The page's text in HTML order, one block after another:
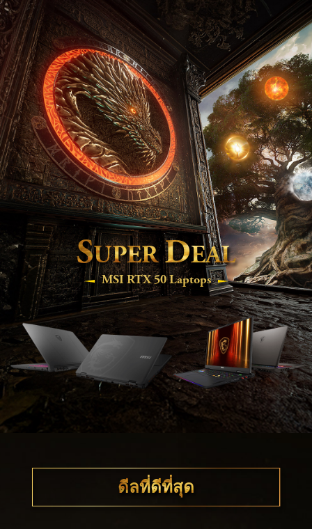
SUPERDEAL
MSI RTX 50 Laptops
ดีลที่ดีที่สุด